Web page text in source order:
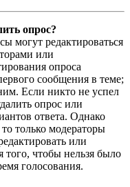
опрос?
могут редактироваться
или
опроса
сообщения в теме;
Если никто не успел
опрос или
ответа. Однако
только модераторы
или
того, чтобы нельзя было
голосования.